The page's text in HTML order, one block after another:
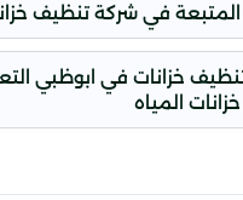
في شركة تنظيف
خزانات في ابوظبي
المياه